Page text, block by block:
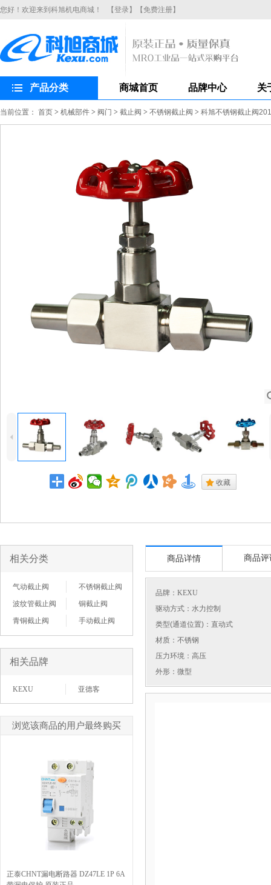
您好！欢迎来到科旭机电商城！ 【登录】 【免费注册】
产品分类 商城首页 品牌中心 关
当前位置： 首页 > 机械部件 > 阀门 > 截止阀 > 不锈钢截止阀 > 科旭不锈钢截止阀
4
. 收藏
相关分类
气动截止阀
不锈钢截止阀
波纹管截止阀
铜截止阀
青铜截止阀
手动截止阀
相关品牌
KEXU 亚德客
浏览该商品的用户最终购买
正泰CHNT漏电断路器 DZ47LE 1P 6A
商品详情 商品评
品牌： KEXU
驱动方式：水力控制
类型(通道位置)：直动式
材质：不锈钢
压力环境：高压
外形：微型